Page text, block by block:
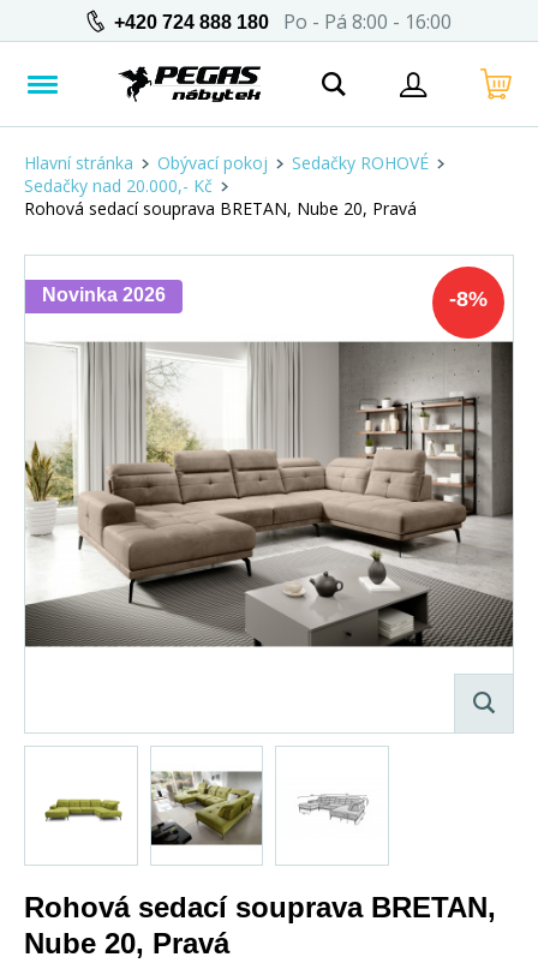
+420 724 888 180 Po - Pá 8:00 - 16:00
Hlavní stránka Obývací pokoj
Sedačky ROHOVÉ
Sedačky nad 20.000,- Kč
Rohová sedací souprava BRETAN, Nube 20, Pravá
-8%
Novinka 2026
Rohová sedací souprava BRETAN,
Nube 20, Pravá